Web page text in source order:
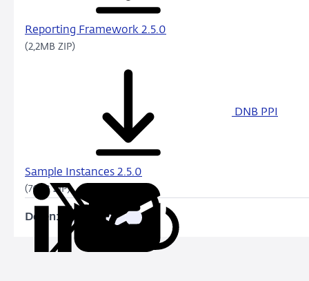
Reporting Framework 2.5.0
(2,2MB ZIP)
DNB PPI
Sample Instances 2.5.0
(76KB ZIP)
Delen:
Deel
via
DeelDeelKopieer